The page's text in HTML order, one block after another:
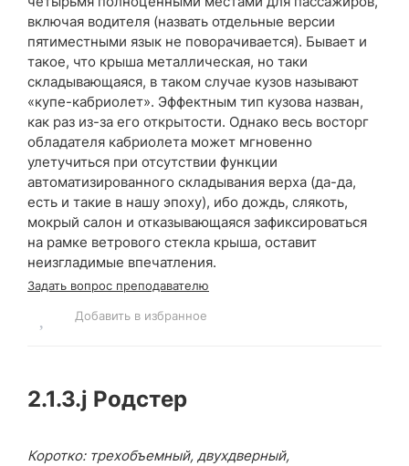
включая водителя (назвать отдельные версии
пятиместными язык не поворачивается). Бывает и
такое, что крыша металлическая, но таки
складывающаяся, в таком случае кузов называют
«купе-кабриолет». Эффектным тип кузова назван,
как раз из-за его открытости. Однако весь восторг
обладателя кабриолета может мгновенно
улетучиться при отсутствии функции
автоматизированного складывания верха (да-да,
есть и такие в нашу эпоху), ибо дождь, слякоть,
мокрый салон и отказывающаяся зафиксироваться
на рамке ветрового стекла крыша, оставит
неизгладимые впечатления.
Задать вопрос преподавателю
Добавить в избранное
2.1.3.j Родстер
Коротко: трехобъемный, двухдверный,